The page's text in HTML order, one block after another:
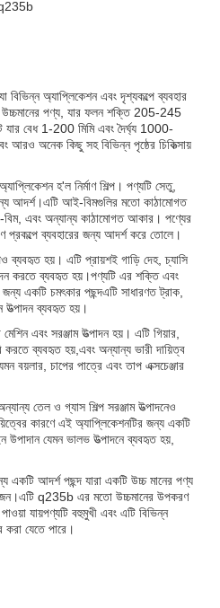
q235b
বিভিন্ন অ্যাপ্লিকেশন এবং দৃশ্যকল্পে ব্যবহার
উচ্চমানের পণ্য, যার ফলন শক্তি 205-245
যার বেধ 1-200 মিমি এবং দৈর্ঘ্য 1000-
অনেক কিছু সহ বিভিন্ন পৃষ্ঠের চিকিত্সায়
হ'ল নির্মাণ শিল্প। পণ্যটি সেতু,
জন্য আদর্শ।এটি আই-বিমগুলির মতো কাঠামোগত
বিম, এবং অন্যান্য কাঠামোগত আকার। পণ্যের
প্রকল্পে ব্যবহারের জন্য আদর্শ করে তোলে।
ব্যবহৃত হয়। এটি প্রায়শই গাড়ি দেহ, চ্যাসি
করতে ব্যবহৃত হয়।পণ্যটি এর শক্তি এবং
একটি চমৎকার পছন্দএটি সাধারণত ট্রাক,
উত্পাদন ব্যবহৃত হয়।
এবং সরঞ্জাম উত্পাদন হয়। এটি গিয়ার,
করতে ব্যবহৃত হয়,এবং অন্যান্য ভারী দায়িত্ব
বয়লার, চাপের পাত্রে এবং তাপ এক্সচেঞ্জার
তেল ও গ্যাস শিল্প সরঞ্জাম উত্পাদনেও
কারণে এই অ্যাপ্লিকেশনটির জন্য একটি
উপাদান যেমন ভালভ উত্পাদনে ব্যবহৃত হয়,
একটি আদর্শ পছন্দ যারা একটি উচ্চ মানের পণ্য
q235b এর মতো উচ্চমানের উপকরণ
পাওয়া যায়পণ্যটি বহুমুখী এবং এটি বিভিন্ন
করা যেতে পারে।